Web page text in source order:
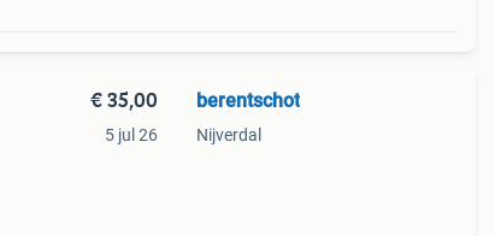
€ 35,00
5 jul 26
berentschot
Nijverdal